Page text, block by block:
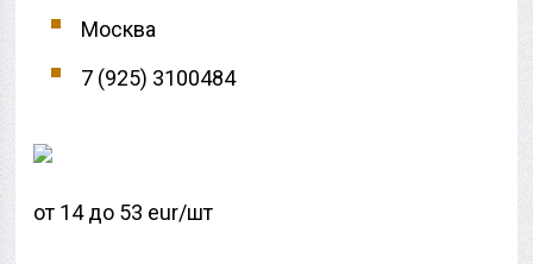
Москва
7 (925) 3100484
от 14 до 53 eur/шт